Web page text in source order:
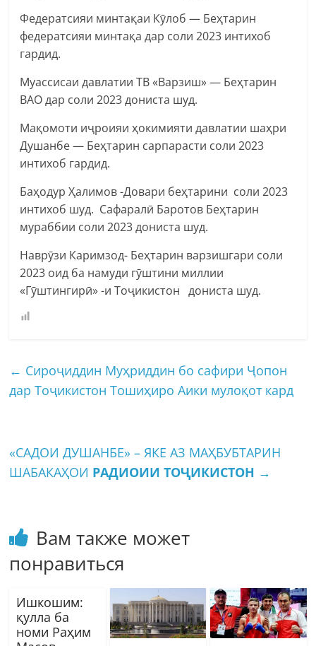
Федератсияи минтақаи Кӯлоб — Беҳтарин
федератсияи минтақа дар соли 2023 интихоб
гардид.
Муассисаи давлатии ТВ «Варзиш» — Беҳтарин
ВАО дар соли 2023 дониста шуд.
Мақомоти иҷроияи ҳокимияти давлатии шаҳри
Душанбе — Беҳтарин сарпарасти соли 2023
интихоб гардид.
Баҳодур Ҳалимов -Довари беҳтарини соли 2023
интихоб шуд. Сафаралӣ Баротов Беҳтарин
мураббии соли 2023 дониста шуд.
Наврӯзи Каримзод- Беҳтарин варзишгари соли
2023 оид ба намуди гӯштини миллии
«Гӯштингирӣ» -и Тоҷикистон дониста шуд.
← Сироҷиддин Муҳриддин бо сафири Ҷопон
дар Тоҷикистон Тошиҳиро Аики мулоқот кард
«САДОИ ДУШАНБЕ» – ЯКЕ АЗ МАҲБУБТАРИН
ШАБАКАҲОИ РАДИОИИ ТОҶИКИСТОН →
Вам также может
понравиться
Ишкошим:
қулла ба
номи Раҳим